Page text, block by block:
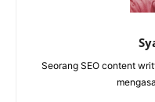
Seorang SEO content